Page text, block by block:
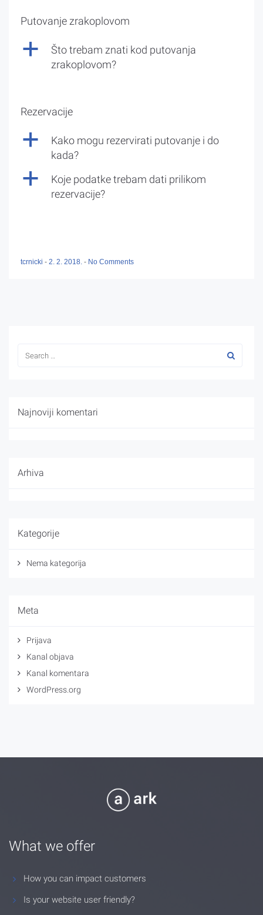
Putovanje zrakoplovom
a
Što trebam znati kod putovanja
zrakoplovom?
Rezervacije
a
Kako mogu rezervirati putovanje i do
kada?
a
Koje podatke trebam dati prilikom
rezervacije?
tcrnicki - 2. 2. 2018. - No Comments
Najnoviji komentari
Arhiva
Kategorije
Nema kategorija
Meta
Prijava
Kanal objava
Kanal komentara
WordPress.org
What we offer
How you can impact customers
Is your website user friendly?